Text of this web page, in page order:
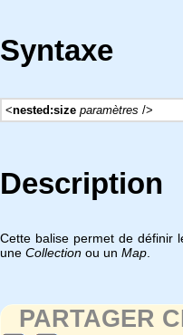
Syntaxe
<nested:size paramètres />
Description
Cette balise permet de définir
une Collection ou un Map
PARTAGER